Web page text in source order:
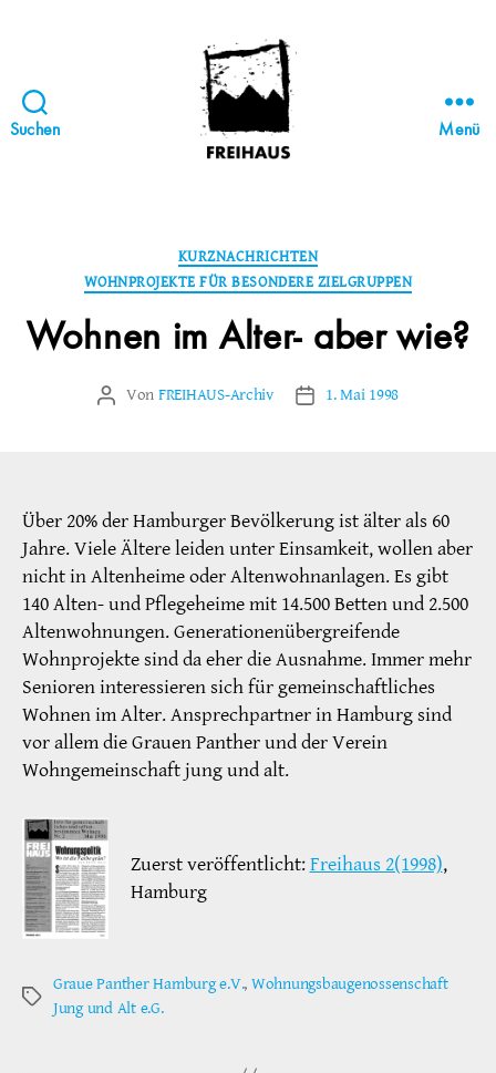
Suchen
STATTBAU
HAMBURG
Menü
Kategorien
KURZNACHRICHTEN
WOHNPROJEKTE FÜR BESONDERE ZIELGRUPPEN
Wohnen im Alter- aber wie?
Beitragsautor
Von FREIHAUS-Archiv Veröffentlichungsdatum
1. Mai 1998
Über 20% der Hamburger Bevölkerung ist älter als 60
Jahre. Viele Ältere leiden unter Einsamkeit, wollen aber
nicht in Altenheime oder Altenwohnanlagen. Es gibt
140 Alten- und Pflegeheime mit 14.500 Betten und 2.500
Altenwohnungen. Generationenübergreifende
Wohnprojekte sind da eher die Ausnahme. Immer mehr
Senioren interessieren sich für gemeinschaftliches
Wohnen im Alter. Ansprechpartner in Hamburg sind
vor allem die Grauen Panther und der Verein
Wohngemeinschaft jung und alt.
Zuerst veröffentlicht:Freihaus 2(1998),
Hamburg
Schlagwörter
Graue Panther Hamburg e.V., Wohnungsbaugenossenschaft
Jung und Alt e.G.